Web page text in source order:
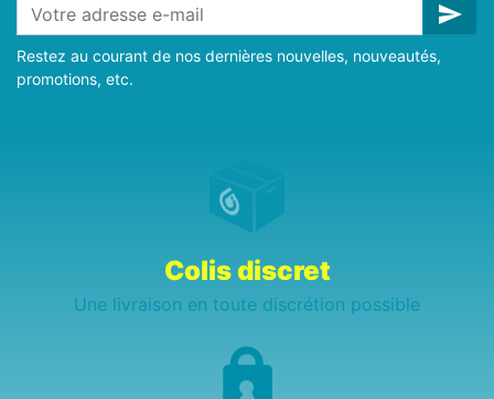
send
Restez au courant de nos dernières nouvelles, nouveautés,
promotions, etc.
Colis discret
Une livraison en toute discrétion possible